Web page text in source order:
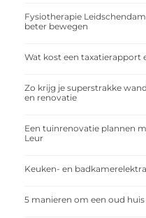
Fysiotherapie
beter bewegen
Wat kost een taxatierapport
Zo krijg je superstrakke
en renovatie
Een tuinrenovatie plannen
Leur
Keuken- en
5 manieren om een oud